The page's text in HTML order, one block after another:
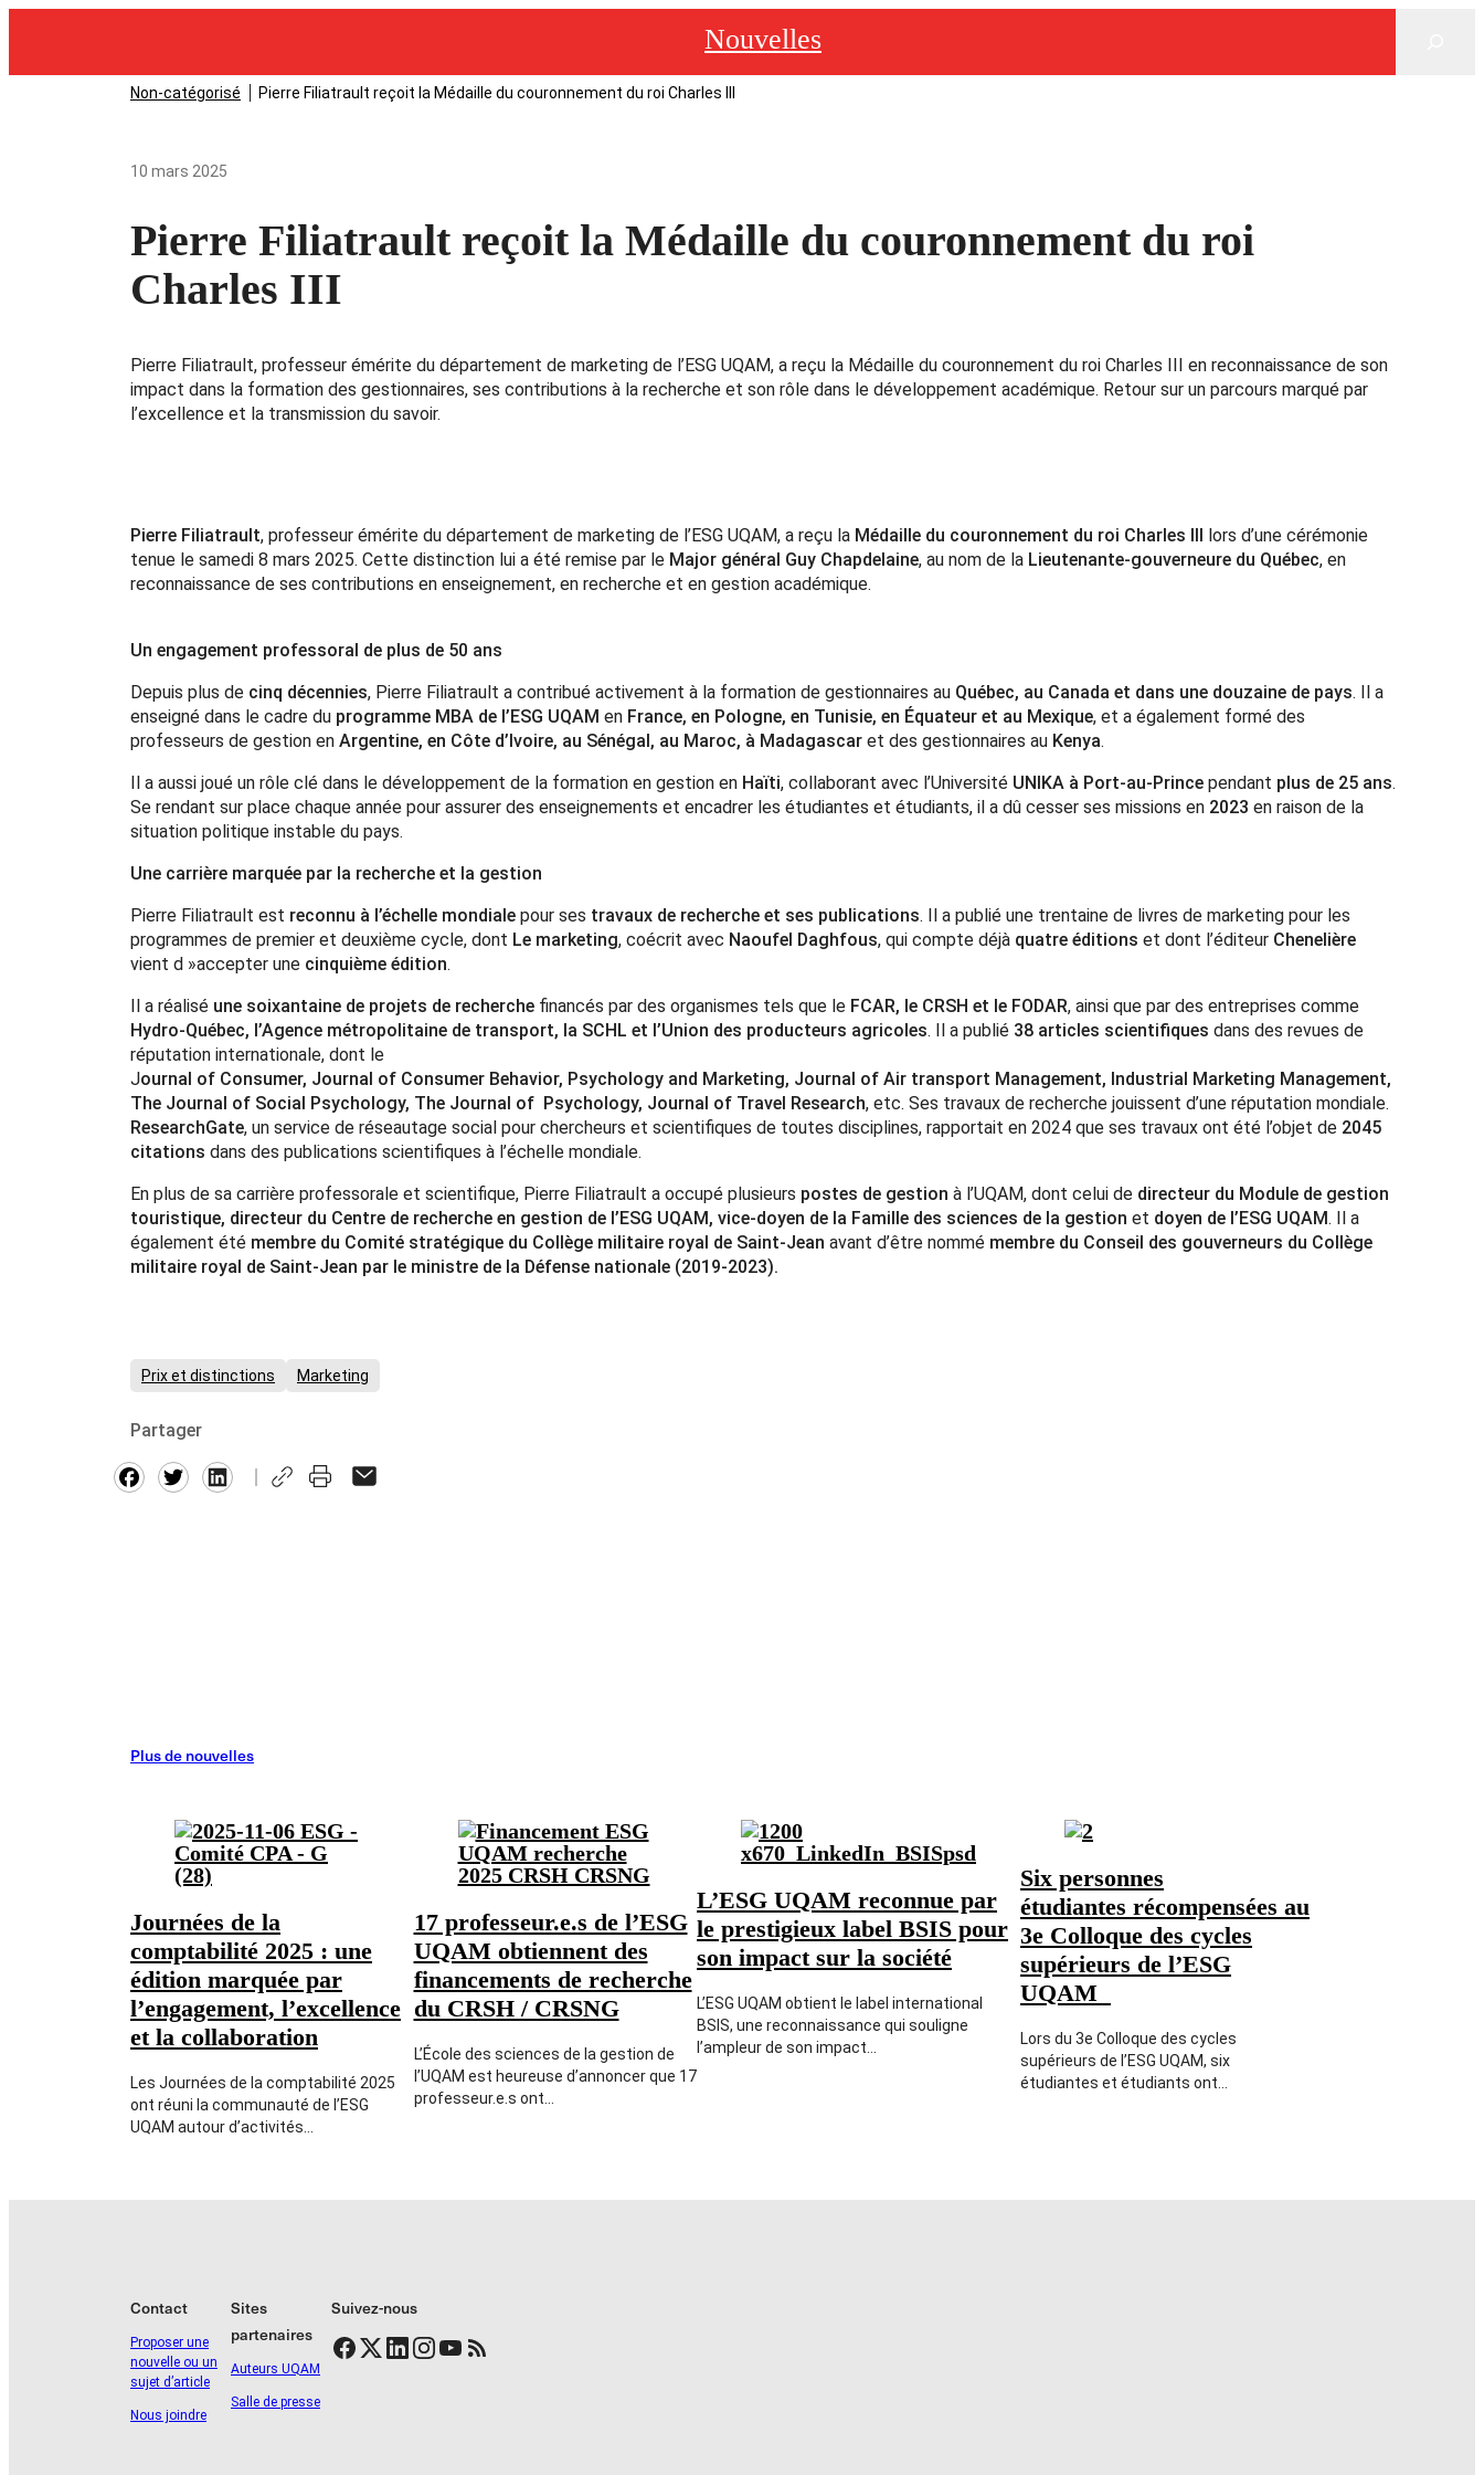
Nouvelles
Non-catégorisé Pierre Filiatrault reçoit la Médaille du couronnement du roi Charles III
10 mars 2025
Pierre Filiatrault reçoit la Médaille du couronnement du roi
Charles III
Pierre Filiatrault, professeur émérite du département de marketing de l’ESG UQAM, a reçu la Médaille du couronnement du roi Charles III en reconnaissance de son
impact dans la formation des gestionnaires, ses contributions à la recherche et son rôle dans le développement académique. Retour sur un parcours marqué par
l’excellence et la transmission du savoir.
Pierre Filiatrault, professeur émérite du département de marketing de l’ESG UQAM, a reçu la Médaille du couronnement du roi Charles III lors d’une cérémonie
tenue le samedi 8 mars 2025. Cette distinction lui a été remise par le Major général Guy Chapdelaine, au nom de la Lieutenante-gouverneure du Québec, en
reconnaissance de ses contributions en enseignement, en recherche et en gestion académique.
Un engagement professoral de plus de 50 ans
Depuis plus de cinq décennies, Pierre Filiatrault a contribué activement à la formation de gestionnaires au Québec, au Canada et dans une douzaine de pays. Il a
enseigné dans le cadre du programme MBA de l’ESG UQAM en France, en Pologne, en Tunisie, en Équateur et au Mexique, et a également formé des
professeurs de gestion en Argentine, en Côte d’Ivoire, au Sénégal, au Maroc, à Madagascar et des gestionnaires au Kenya.
Il a aussi joué un rôle clé dans le développement de la formation en gestion en Haïti, collaborant avec l’Université UNIKA à Port-au-Prince pendant plus de 25 ans.
Se rendant sur place chaque année pour assurer des enseignements et encadrer les étudiantes et étudiants, il a dû cesser ses missions en 2023 en raison de la
situation politique instable du pays.
Une carrière marquée par la recherche et la gestion
Pierre Filiatrault est reconnu à l’échelle mondiale pour ses travaux de recherche et ses publications. Il a publié une trentaine de livres de marketing pour les
programmes de premier et deuxième cycle, dont Le marketing, coécrit avec Naoufel Daghfous, qui compte déjà quatre éditions et dont l’éditeur Chenelière
vient d »accepter une cinquième édition.
Il a réalisé une soixantaine de projets de recherche financés par des organismes tels que le FCAR, le CRSH et le FODAR, ainsi que par des entreprises comme
Hydro-Québec, l’Agence métropolitaine de transport, la SCHL et l’Union des producteurs agricoles. Il a publié 38 articles scientifiques dans des revues de
réputation internationale, dont le
Journal of Consumer, Journal of Consumer Behavior, Psychology and Marketing, Journal of Air transport Management, Industrial Marketing Management,
The Journal of Social Psychology, The Journal of Psychology, Journal of Travel Research, etc. Ses travaux de recherche jouissent d’une réputation mondiale.
ResearchGate, un service de réseautage social pour chercheurs et scientifiques de toutes disciplines, rapportait en 2024 que ses travaux ont été l’objet de 2045
citations dans des publications scientifiques à l’échelle mondiale.
En plus de sa carrière professorale et scientifique, Pierre Filiatrault a occupé plusieurs postes de gestion à l’UQAM, dont celui de directeur du Module de gestion
touristique, directeur du Centre de recherche en gestion de l’ESG UQAM, vice-doyen de la Famille des sciences de la gestion et doyen de l’ESG UQAM. Il a
également été membre du Comité stratégique du Collège militaire royal de Saint-Jean avant d’être nommé membre du Conseil des gouverneurs du Collège
militaire royal de Saint-Jean par le ministre de la Défense nationale (2019-2023).
Prix et distinctions Marketing
Partager
Facebook
Twitter
Plus de nouvelles
Journées de la
comptabilité 2025 : une
édition marquée par
l’engagement, l’excellence
et la collaboration
Les Journées de la comptabilité 2025
ont réuni la communauté de l’ESG
UQAM autour d’activités…
17 professeur.e.s de l’ESG
UQAM obtiennent des
financements de recherche
du CRSH / CRSNG
L’École des sciences de la gestion de
l’UQAM est heureuse d’annoncer que 17
professeur.e.s ont…
L’ESG UQAM reconnue par
le prestigieux label BSIS pour
son impact sur la société
L’ESG UQAM obtient le label international
BSIS, une reconnaissance qui souligne
l’ampleur de son impact…
Six personnes
étudiantes récompensées au
3e Colloque des cycles
supérieurs de l’ESG
UQAM
Lors du 3e Colloque des cycles
supérieurs de l’ESG UQAM, six
étudiantes et étudiants ont…
Contact
Proposer une
nouvelle ou un
sujet d’article
Nous joindre
Sites
partenaires
Auteurs UQAM
Salle de presse
Suivez-nous
Facebook Twitter LinkedIn Instagram YouTube Flux RSS